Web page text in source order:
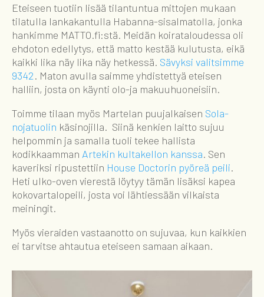
Eteiseen tuotiin lisää tilantuntua mittojen mukaan
tilatulla lankakantulla Habanna-sisalmatolla, jonka
hankimme MATTO.fi:stä. Meidän koirataloudessa oli
ehdoton edellytys, että matto kestää kulutusta, eikä
kaikki lika näy lika näy hetkessä. Sävyksi valitsimme
9342. Maton avulla saimme yhdistettyä eteisen
halliin, josta on käynti olo-ja makuuhuoneisiin.
Toimme tilaan myös Martelan puujalkaisen Sola-
nojatuolin käsinojilla. Siinä kenkien laitto sujuu
helpommin ja samalla tuoli tekee hallista
kodikkaamman Artekin kultakellon kanssa. Sen
kaveriksi ripustettiin House Doctorin pyöreä peili.
Heti ulko-oven vierestä löytyy tämän lisäksi kapea
kokovartalopeili, josta voi lähtiessään vilkaista
meiningit.
Myös vieraiden vastaanotto on sujuvaa, kun kaikkien
ei tarvitse ahtautua eteiseen samaan aikaan.